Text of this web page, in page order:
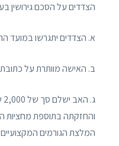
הצדדים על הסכם גירושין
א. הצדדים יתגרשו במועד
ב. האישה מוותרת על
והחזקתה בתוספת מחציות
המלצת הגורמים